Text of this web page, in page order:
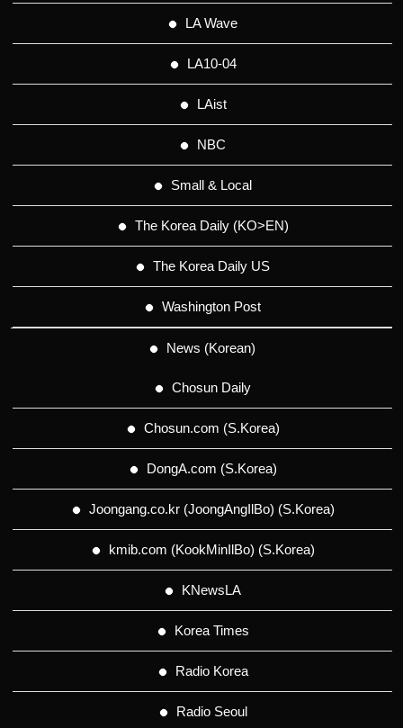
LA Wave
LA10-04
LAist
NBC
Small & Local
The Korea Daily (KO>EN)
The Korea Daily US
Washington Post
News (Korean)
Chosun Daily
Chosun.com (S.Korea)
DongA.com (S.Korea)
Joongang.co.kr (JoongAngIlBo) (S.Korea)
kmib.com (KookMinIlBo) (S.Korea)
KNewsLA
Korea Times
Radio Korea
Radio Seoul